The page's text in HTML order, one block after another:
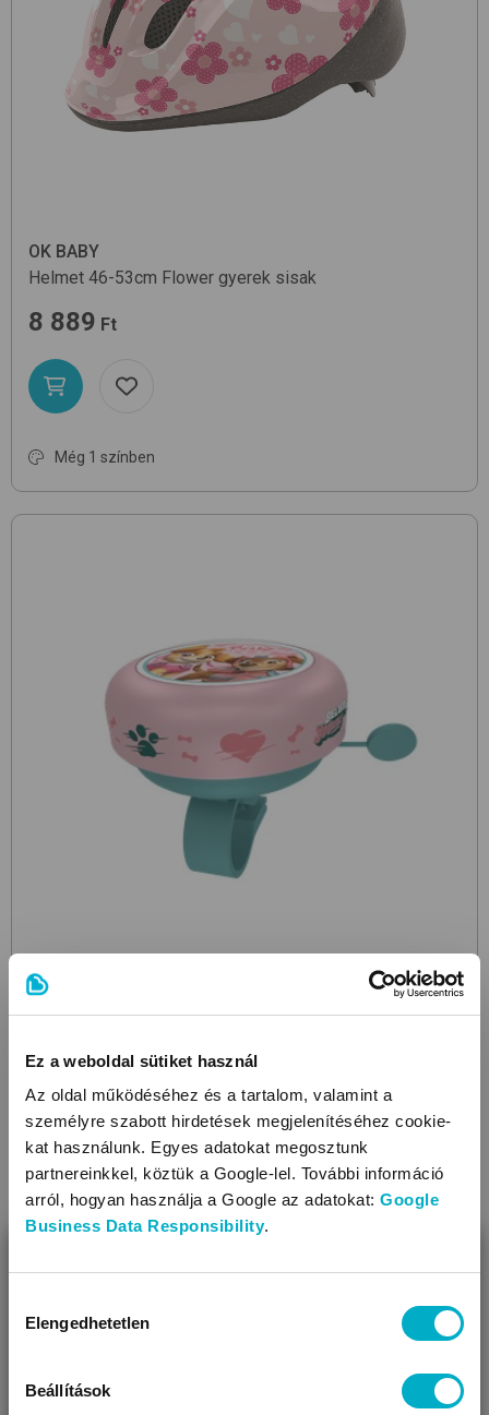
Ez a weboldal sütiket használ
Az oldal működéséhez és a tartalom, valamint a
személyre szabott hirdetések megjelenítéséhez cookie-
kat használunk. Egyes adatokat megosztunk
partnereinkkel, köztük a Google-lel. További információ
arról, hogyan használja a Google az adatokat: Google
Business Data Responsibility.
kiválasztása
Elengedhetetlen
Beállítások
OK BABY
Helmet 46-53cm Flower gyerek sisak
8 889 Ft
Még 1 színben
DISNEY
Metal Bell Paw Petrol Girl csengő
1 990 Ft
Még 4 színben
Úgy látjuk, most jársz nálunk először!